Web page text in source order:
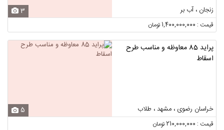
زنجان ، آب بر 3
قیمت : 1,400,000,000 تومان
پراید 85 معاوظه و مناسب طرح
اسقاط
خراسان رضوی ، مشهد ، طلاب 5
قیمت : 210,000,000 تومان